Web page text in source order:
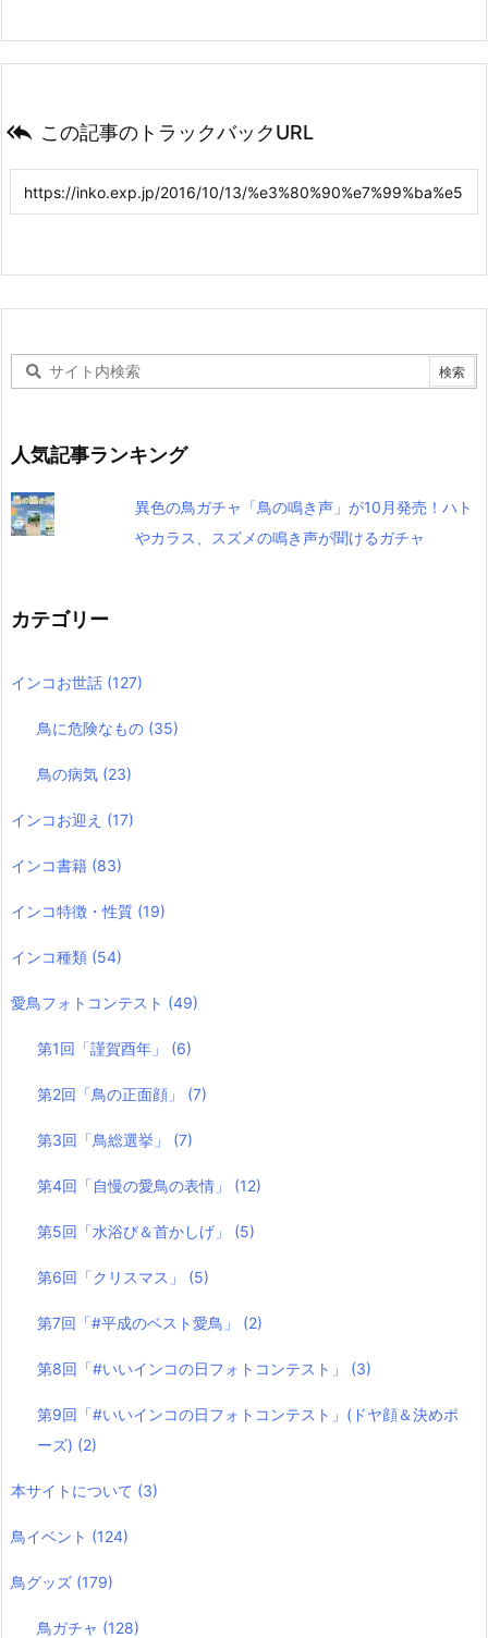
 この記事のトラックバックURL
人気記事ランキング
異色の鳥ガチャ「鳥の鳴き声」が10月発売！ハト
やカラス、スズメの鳴き声が聞けるガチャ
カテゴリー
インコお世話 (127)
鳥に危険なもの (35)
鳥の病気 (23)
インコお迎え (17)
インコ書籍 (83)
インコ特徴・性質 (19)
インコ種類 (54)
愛鳥フォトコンテスト (49)
第1回「謹賀酉年」 (6)
第2回「鳥の正面顔」 (7)
第3回「鳥総選挙」 (7)
第4回「自慢の愛鳥の表情」 (12)
第5回「水浴び＆首かしげ」 (5)
第6回「クリスマス」 (5)
第7回「#平成のベスト愛鳥」 (2)
第8回「#いいインコの日フォトコンテスト」 (3)
第9回「#いいインコの日フォトコンテスト」(ドヤ顔＆決めポ
ーズ) (2)
本サイトについて (3)
鳥イベント (124)
鳥グッズ (179)
鳥ガチャ (128)